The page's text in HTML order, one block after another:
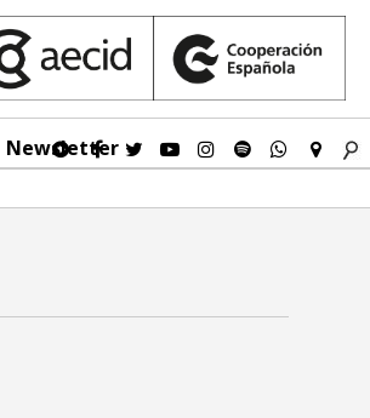
Newsletter